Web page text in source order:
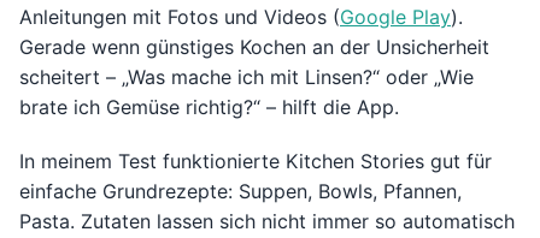
Anleitungen mit Fotos und Videos (Google Play).
Gerade wenn günstiges Kochen an der Unsicherheit
scheitert – „Was mache ich mit Linsen?“ oder „Wie
brate ich Gemüse richtig?“ – hilft die App.
In meinem Test funktionierte Kitchen Stories gut für
einfache Grundrezepte: Suppen, Bowls, Pfannen,
Pasta. Zutaten lassen sich nicht immer so automatisch